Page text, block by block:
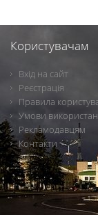
Користувачам
Вхід на сайт
Реєстрація
Правила
Умови
Рекламодавцям
Контакти